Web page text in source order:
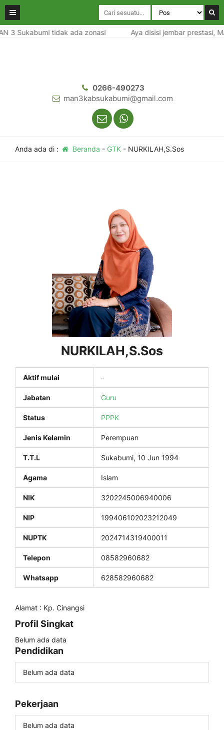
3 Sukabumi tidak ada zonasi Aya disisi jembar prestasi,
0266-490273
man3kabsukabumi@gmail.com
Anda ada di : Beranda - GTK- NURKILAH,S.Sos
NURKILAH,S.Sos
Aktif mulai -
Jabatan Guru
Status PPPK
Jenis Kelamin Perempuan
T.T.L Sukabumi, 10 Jun 1994
Agama Islam
NIK 3202245006940006
NIP 199406102023212049
NUPTK 2024714319400011
Telepon 08582960682
Whatsapp 628582960682
Alamat : Kp. Cinangsi
Profil Singkat
Belum ada data
Pendidikan
Belum ada data
Pekerjaan
Belum ada data